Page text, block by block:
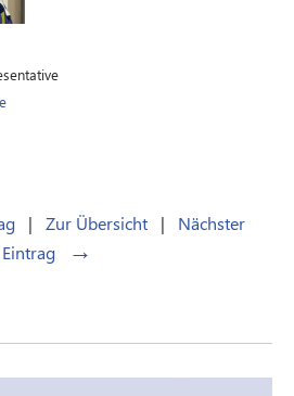
| Zur Übersicht |
Nächster
Eintrag
→